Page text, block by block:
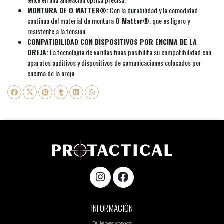
MONTURA DE O MATTER®:Con la durabilidad y la comodidad
continua del material de monturaO Matter® , que es ligero y
resistente a la tensión.
COMPATIBILIDAD CON DISPOSITIVOS POR ENCIMA DE LA
OREJA:La tecnología de varillas finas posibilita su compatibilidad con
aparatos auditivos y dispositivos de comunicaciones colocados por
encima de la oreja.
INFORMACIÓN